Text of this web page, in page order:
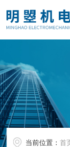
当前位置：首